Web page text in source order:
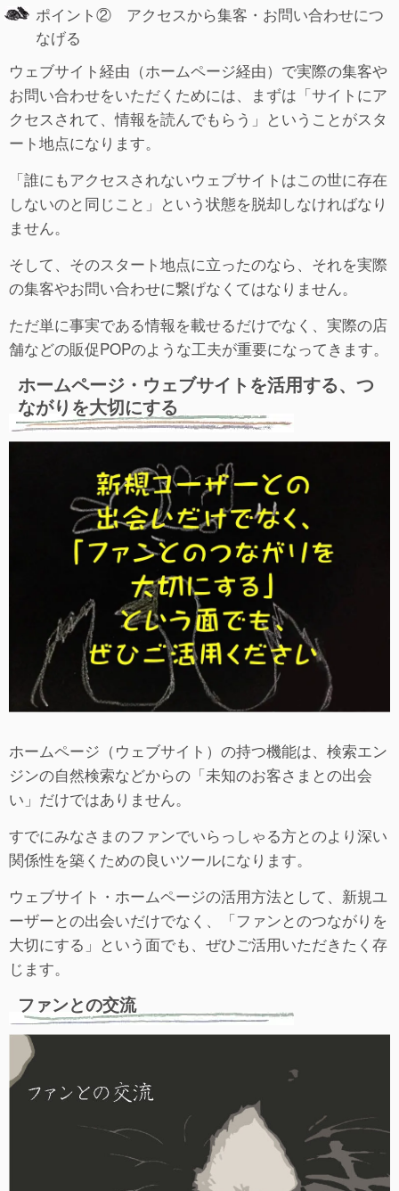
ポイント② アクセスから集客・お問い合わせにつ
なげる
ウェブサイト経由（ホームページ経由）で実際の集客や
お問い合わせをいただくためには、まずは「サイトにア
クセスされて、情報を読んでもらう」ということがスタ
ート地点になります。
「誰にもアクセスされないウェブサイトはこの世に存在
しないのと同じこと」という状態を脱却しなければなり
ません。
そして、そのスタート地点に立ったのなら、それを実際
の集客やお問い合わせに繋げなくてはなりません。
ただ単に事実である情報を載せるだけでなく、実際の店
舗などの販促POPのような工夫が重要になってきます。
ホームページ・ウェブサイトを活用する、つ
ながりを大切にする
ホームページ（ウェブサイト）の持つ機能は、検索エン
ジンの自然検索などからの「未知のお客さまとの出会
い」だけではありません。
すでにみなさまのファンでいらっしゃる方とのより深い
関係性を築くための良いツールになります。
ウェブサイト・ホームページの活用方法として、新規ユ
ーザーとの出会いだけでなく、「ファンとのつながりを
大切にする」という面でも、ぜひご活用いただきたく存
じます。
ファンとの交流